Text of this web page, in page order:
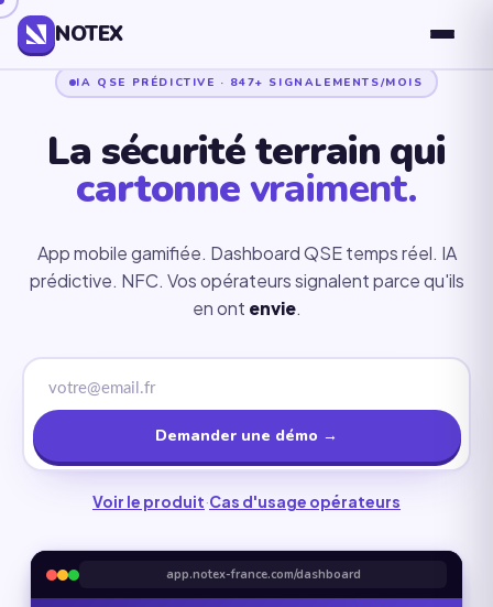
NOTEX
IA QSE PRÉDICTIVE · 847+ SIGNALEMENTS/MOIS
La sécurité terrain qui
cartonnevraiment.
App mobile gamifiée. Dashboard QSE temps réel. IA
prédictive. NFC. Vos opérateurs signalent parce qu'ils
en ont envie.
Demander une démo →
Voir le produit·Cas d'usage opérateurs